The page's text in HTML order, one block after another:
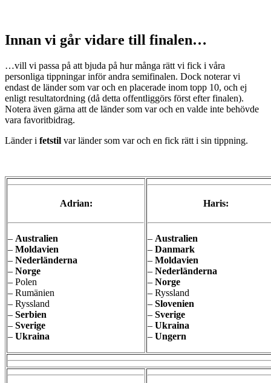
Innan vi går vidare till finalen…
…vill vi passa på att bjuda på hur många rätt vi fick i våra
personliga tippningar inför andra semifinalen. Dock noterar vi
endast de länder som var och en placerade inom topp 10, och ej
enligt resultatordning (då detta offentliggörs först efter finalen).
Notera även gärna att de länder som var och en valde inte behövde
vara favoritbidrag.
Länder i fetstil var länder som var och en fick rätt i sin tippning.
Adrian:
– Australien
– Moldavien
– Nederländerna
– Norge
– Polen
– Rumänien
– Ryssland
– Serbien
– Sverige
– Ukraina
Haris:
– Australien
– Danmark
– Moldavien
– Nederländerna
– Norge
– Ryssland
– Slovenien
– Sverige
– Ukraina
– Ungern